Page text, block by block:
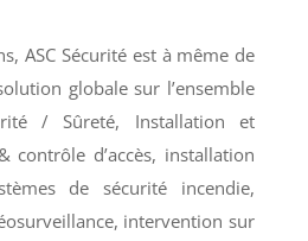
ASC Sécurité est à même de
globale sur l’ensemble
/ Sûreté, Installation et
contrôle d’accès, installation
de sécurité incendie,
intervention sur